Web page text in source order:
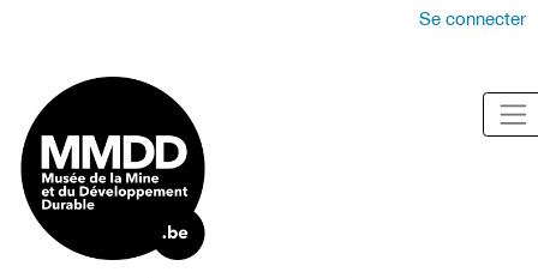
Se connecter